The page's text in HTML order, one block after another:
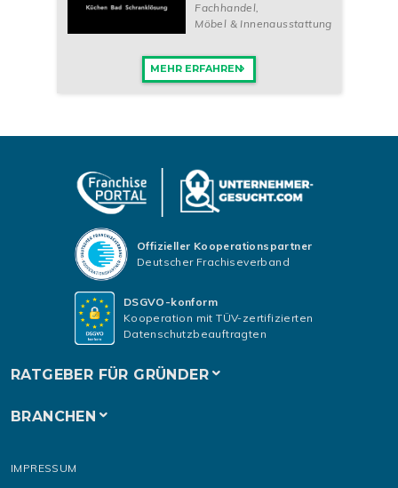
Fachhandel,
Möbel & Innenausstattung
MEHR ERFAHREN
Offizieller Kooperationspartner
Deutscher Frachiseverband
DSGVO-konform
Kooperation mit TÜV-zertifizierten
Datenschutzbeauftragten
RATGEBER FÜR GRÜNDER
BRANCHEN
IMPRESSUM